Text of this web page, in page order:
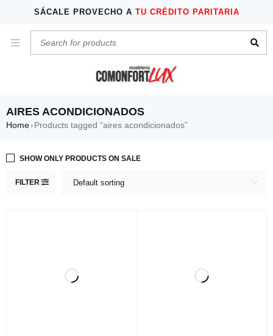
SÁCALE PROVECHO A TU CRÉDITO PARITARIA
AIRES ACONDICIONADOS
Home› Products tagged “aires acondicionados”
FILTER Default sorting
SHOW ONLY PRODUCTS ON SALE